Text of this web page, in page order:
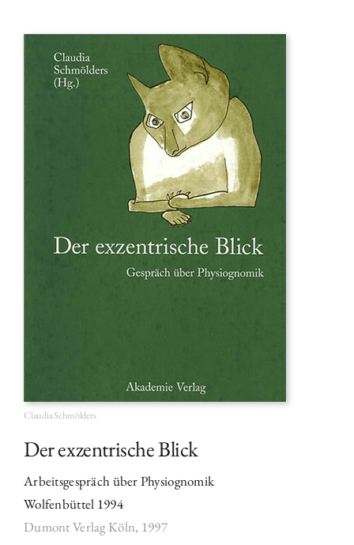
Claudia Schmölders
Der exzentrische Blick
Arbeitsgespräch über Physiognomik
Wolfenbüttel 1994
Dumont Verlag Köln, 1997